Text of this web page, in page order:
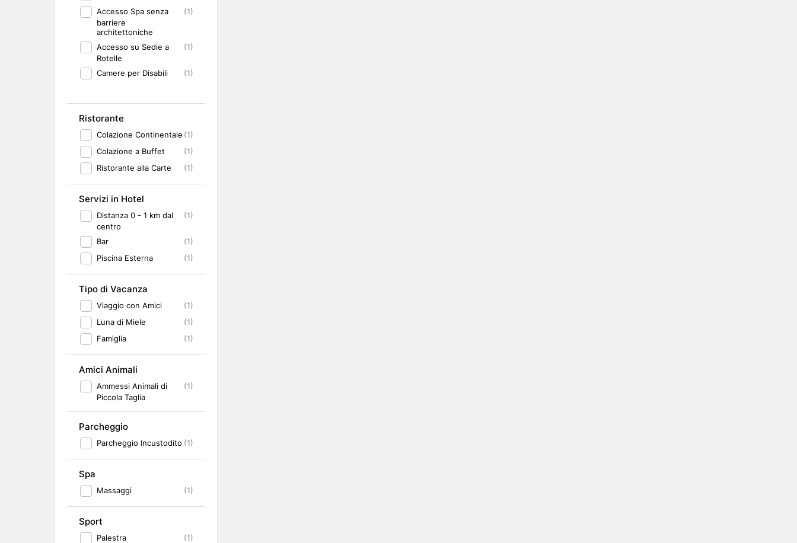
Accesso Spa senza
barriere
architettoniche
(1)
Accesso su Sedie a
Rotelle
(1)
Camere per Disabili (1)
Ristorante
Colazione Continentale (1)
Colazione a Buffet
(1)
Ristorante alla Carte
(1)
Servizi in Hotel
Distanza 0 - 1 km dal
centro
(1)
Bar
(1)
Piscina Esterna
(1)
Tipo di Vacanza
Viaggio con Amici
(1)
Luna di Miele
(1)
Famiglia
(1)
Amici Animali
Ammessi Animali di
Piccola Taglia
(1)
Parcheggio
Parcheggio Incustodito (1)
Spa
Massaggi (1)
Sport
Palestra (1)